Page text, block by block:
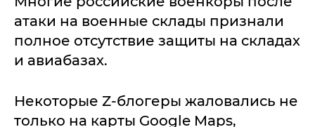
атаки на военные склады признали
полное отсутствие защиты на складах
и авиабазах.
Некоторые Z-блогеры жаловались не
только на карты Google Maps,